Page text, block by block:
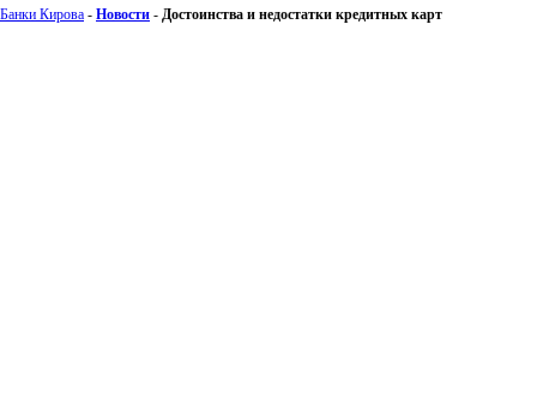
Банки Кирова - Новости - Достоинства и недостатки кредитных карт